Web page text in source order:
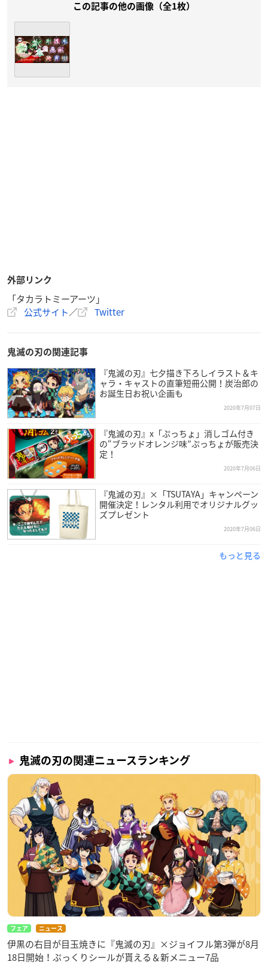
この記事の他の画像（全1枚）
外部リンク
「タカラトミーアーツ」
公式サイト／ Twitter
鬼滅の刃の関連記事
『鬼滅の刃』七夕描き下ろしイラスト＆キ
ャラ・キャストの直筆短冊公開！炭治郎の
お誕生日お祝い企画も
2020年7月07日
『鬼滅の刃』x「ぷっちょ」消しゴム付き
の“ブラッドオレンジ味”ぷっちょが販売決
定！
2020年7月06日
『鬼滅の刃』×「TSUTAYA」キャンペーン
開催決定！レンタル利用でオリジナルグッ
ズプレゼント
2020年7月06日
もっと見る
鬼滅の刃の関連ニュースランキング
フェア ニュース
伊黒の右目が目玉焼きに『鬼滅の刃』×ジョイフル第3弾が8月
18日開始！ぷっくりシールが貰える＆新メニュー7品